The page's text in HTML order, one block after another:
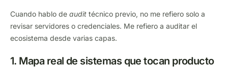
Cuando hablo de audit técnico previo, no me refiero solo a
revisar servidores o credenciales. Me refiero a auditar el
ecosistema desde varias capas.
1. Mapa real de sistemas que tocan producto